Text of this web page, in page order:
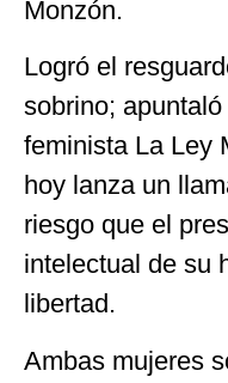
Monzón.
Logró el
sobrino;
feminista La Ley
hoy lanza un
riesgo que el
intelectual de su
libertad.
Ambas mujeres